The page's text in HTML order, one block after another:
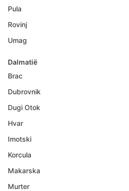
Pula
Rovinj
Umag
Dalmatië
Brac
Dubrovnik
Dugi Otok
Hvar
Imotski
Korcula
Makarska
Murter